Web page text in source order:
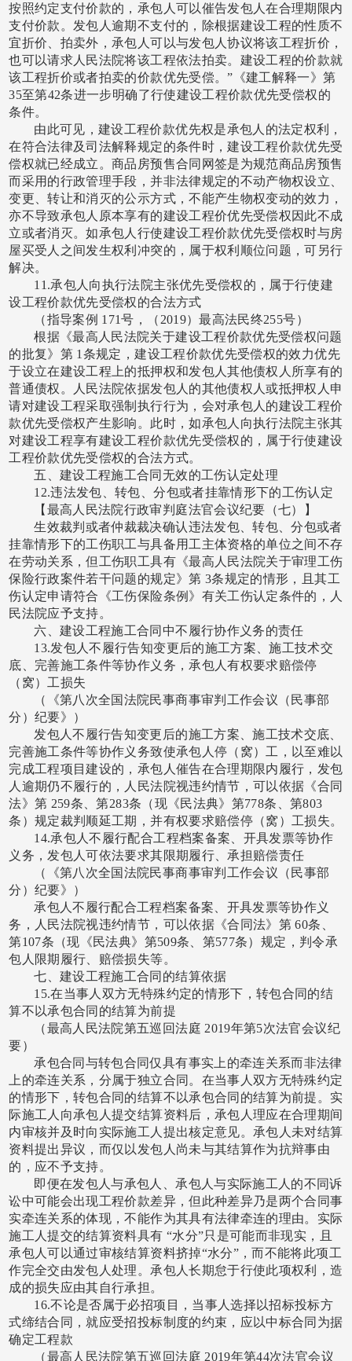
按照约定支付价款的，承包人可以催告发包人在合理期限内
支付价款。发包人逾期不支付的，除根据建设工程的性质不
宜折价、拍卖外，承包人可以与发包人协议将该工程折价，
也可以请求人民法院将该工程依法拍卖。建设工程的价款就
该工程折价或者拍卖的价款优先受偿。”《建工解释一》第
35至第42条进一步明确了行使建设工程价款优先受偿权的
条件。
由此可见，建设工程价款优先权是承包人的法定权利，
在符合法律及司法解释规定的条件时，建设工程价款优先受
偿权就已经成立。商品房预售合同网签是为规范商品房预售
而采用的行政管理手段，并非法律规定的不动产物权设立、
变更、转让和消灭的公示方式，不能产生物权变动的效力，
亦不导致承包人原本享有的建设工程价优先受偿权因此不成
立或者消灭。如承包人行使建设工程价款优先受偿权时与房
屋买受人之间发生权利冲突的，属于权利顺位问题，可另行
解决。
11.承包人向执行法院主张优先受偿权的，属于行使建
设工程价款优先受偿权的合法方式
（指导案例 171号，（2019）最高法民终255号）
根据《最高人民法院关于建设工程价款优先受偿权问题
的批复》第 1条规定，建设工程价款优先受偿权的效力优先
于设立在建设工程上的抵押权和发包人其他债权人所享有的
普通债权。人民法院依据发包人的其他债权人或抵押权人申
请对建设工程采取强制执行行为，会对承包人的建设工程价
款优先受偿权产生影响。此时，如承包人向执行法院主张其
对建设工程享有建设工程价款优先受偿权的，属于行使建设
工程价款优先受偿权的合法方式。
五、建设工程施工合同无效的工伤认定处理
12.违法发包、转包、分包或者挂靠情形下的工伤认定
【最高人民法院行政审判庭法官会议纪要（七）】
生效裁判或者仲裁裁决确认违法发包、转包、分包或者
挂靠情形下的工伤职工与具备用工主体资格的单位之间不存
在劳动关系，但工伤职工具有《最高人民法院关于审理工伤
保险行政案件若干问题的规定》第 3条规定的情形，且其工
伤认定申请符合《工伤保险条例》有关工伤认定条件的，人
民法院应予支持。
六、建设工程施工合同中不履行协作义务的责任
13.发包人不履行告知变更后的施工方案、施工技术交
底、完善施工条件等协作义务，承包人有权要求赔偿停
（窝）工损失
（《第八次全国法院民事商事审判工作会议（民事部
分）纪要》）
发包人不履行告知变更后的施工方案、施工技术交底、
完善施工条件等协作义务致使承包人停（窝）工，以至难以
完成工程项目建设的，承包人催告在合理期限内履行，发包
人逾期仍不履行的，人民法院视违约情节，可以依据《合同
法》第 259条、第283条（现《民法典》第778条、第803
条）规定裁判顺延工期，并有权要求赔偿停（窝）工损失。
14.承包人不履行配合工程档案备案、开具发票等协作
义务，发包人可依法要求其限期履行、承担赔偿责任
（《第八次全国法院民事商事审判工作会议（民事部
分）纪要》）
承包人不履行配合工程档案备案、开具发票等协作义
务，人民法院视违约情节，可以依据《合同法》第60条、
第107条（现《民法典》第509条、第577条）规定，判令承
包人限期履行、赔偿损失等。
七、建设工程施工合同的结算依据
15.在当事人双方无特殊约定的情形下，转包合同的结
算不以承包合同的结算为前提
（最高人民法院第五巡回法庭 2019年第5次法官会议纪
要）
承包合同与转包合同仅具有事实上的牵连关系而非法律
上的牵连关系，分属于独立合同。在当事人双方无特殊约定
的情形下，转包合同的结算不以承包合同的结算为前提。实
际施工人向承包人提交结算资料后，承包人理应在合理期间
内审核并及时向实际施工人提出核定意见。承包人未对结算
资料提出异议，而仅以发包人尚未与其结算作为抗辩事由
的，应不予支持。
即便在发包人与承包人、承包人与实际施工人的不同诉
讼中可能会出现工程价款差异，但此种差异乃是两个合同事
实牵连关系的体现，不能作为其具有法律牵连的理由。实际
施工人提交的结算资料具有 “水分”只是可能而非现实，且
承包人可以通过审核结算资料挤掉“水分”，而不能将此项工
作完全交由发包人处理。承包人长期怠于行使此项权利，造
成的损失应由其自行承担。
16.不论是否属于必招项目，当事人选择以招标投标方
式缔结合同，就应受招投标制度的约束，应以中标合同为据
确定工程款
（最高人民法院第五巡回法庭 2019年第44次法官会议